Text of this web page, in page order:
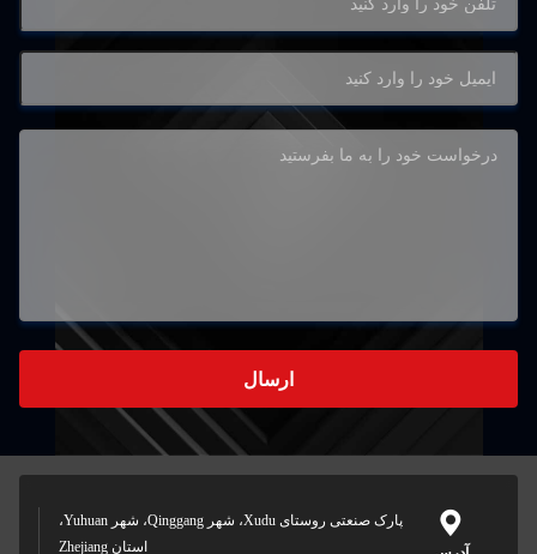
پارک صنعتی روستای Xudu، شهر Qinggang، شهر Yuhuan،